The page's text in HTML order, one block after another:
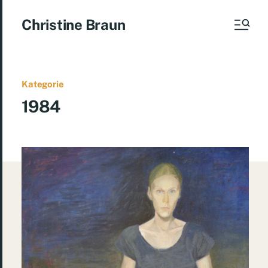
Christine Braun
Kategorie
1984